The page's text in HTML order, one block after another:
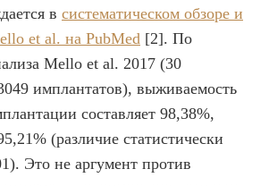
в систематическом обзоре и
et al. на PubMed [2]. По
Mello et al. 2017 (30
имплантатов), выживаемость
составляет 98,38%,
(различие статистически
Это не аргумент против